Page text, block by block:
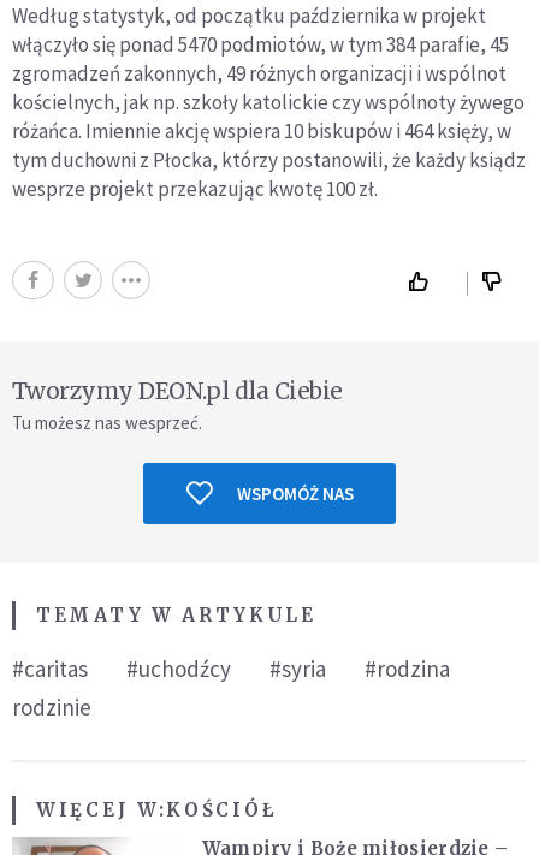
Według statystyk, od początku października w projekt
włączyło się ponad 5470 podmiotów, w tym 384 parafie, 45
zgromadzeń zakonnych, 49 różnych organizacji i wspólnot
kościelnych, jak np. szkoły katolickie czy wspólnoty żywego
różańca. Imiennie akcję wspiera 10 biskupów i 464 księży, w
tym duchowni z Płocka, którzy postanowili, że każdy ksiądz
wesprze projekt przekazując kwotę 100 zł.
Tworzymy DEON.pl dla Ciebie
Tu możesz nas wesprzeć.
WSPOMÓŻ NAS
TEMATY W ARTYKULE
#caritas #uchodźcy #syria
#rodzina
rodzinie
WIĘCEJ W:KOŚCIÓŁ
Wampiry i Boże miłosierdzie –